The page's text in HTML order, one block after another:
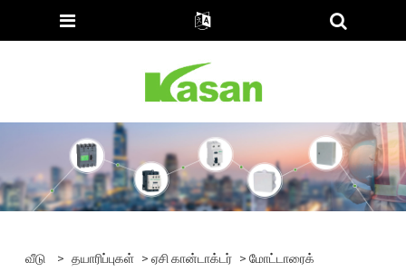
வீடு > தயாரிப்புகள் >ஏசி கான்டாக்டர் > மோட்டாரைக்